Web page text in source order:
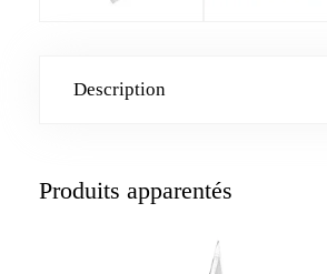
Description
Produits apparentés